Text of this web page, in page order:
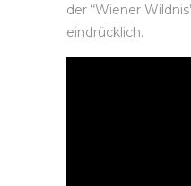
der “Wiener
eindrücklich.